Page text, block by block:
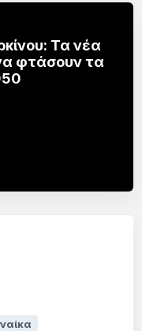
Τα νέα
φτάσουν τα